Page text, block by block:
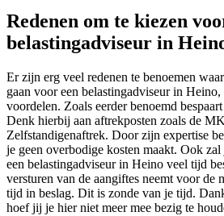
Redenen om te kiezen
belastingadviseur in
Er zijn erg veel redenen te benoemen
gaan voor een belastingadviseur in
voordelen. Zoals eerder benoemd
Denk hierbij aan aftrekposten zoals de
Zelfstandigenaftrek. Door zijn expertise
je geen overbodige kosten maakt. Ook
een belastingadviseur in Heino veel tijd
versturen van de aangiftes neemt voor de
tijd in beslag. Dit is zonde van je tijd.
hoef jij je hier niet meer mee bezig te